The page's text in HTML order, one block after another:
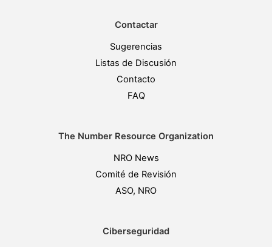
Contactar
Sugerencias
Listas de Discusión
Contacto
FAQ
The Number Resource Organization
NRO News
Comité de Revisión
ASO, NRO
Ciberseguridad